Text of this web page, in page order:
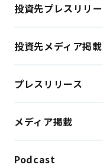
投資先プレスリリ
投資先メディア掲載
プレスリリース
メディア掲載
Podcast